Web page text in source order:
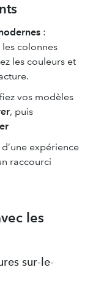
:
colonnes
les couleurs et
vos modèles
, puis
expérience
raccourci
les
sur-le-